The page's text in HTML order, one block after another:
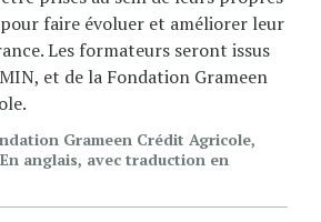
faire évoluer et améliorer leur
Les formateurs seront issus
et de la Fondation Grameen
Grameen Crédit Agricole,
anglais, avec traduction en